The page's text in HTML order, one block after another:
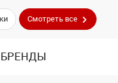
Смотреть все